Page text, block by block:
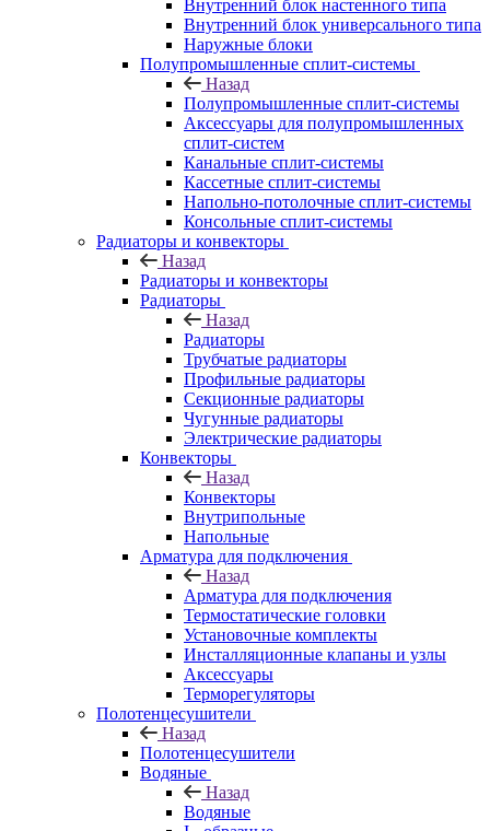
Внутренний блок настенного типа
Внутренний блок универсального типа
Наружные блоки
Полупромышленные сплит-системы
Назад
Полупромышленные сплит-системы
Аксессуары для полупромышленных
сплит-систем
Канальные сплит-системы
Кассетные сплит-системы
Напольно-потолочные сплит-системы
Консольные сплит-системы
Радиаторы и конвекторы
Назад
Радиаторы и конвекторы
Радиаторы
Назад
Радиаторы
Трубчатые радиаторы
Профильные радиаторы
Секционные радиаторы
Чугунные радиаторы
Электрические радиаторы
Конвекторы
Назад
Конвекторы
Внутрипольные
Напольные
Арматура для подключения
Назад
Арматура для подключения
Термостатические головки
Установочные комплекты
Инсталляционные клапаны и узлы
Аксессуары
Терморегуляторы
Полотенцесушители
Назад
Полотенцесушители
Водяные
Назад
Водяные